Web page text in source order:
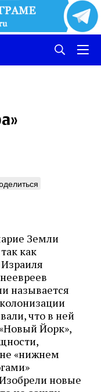
Земли
как
называется
что в ней
Йорк»,
«нижнем
новые